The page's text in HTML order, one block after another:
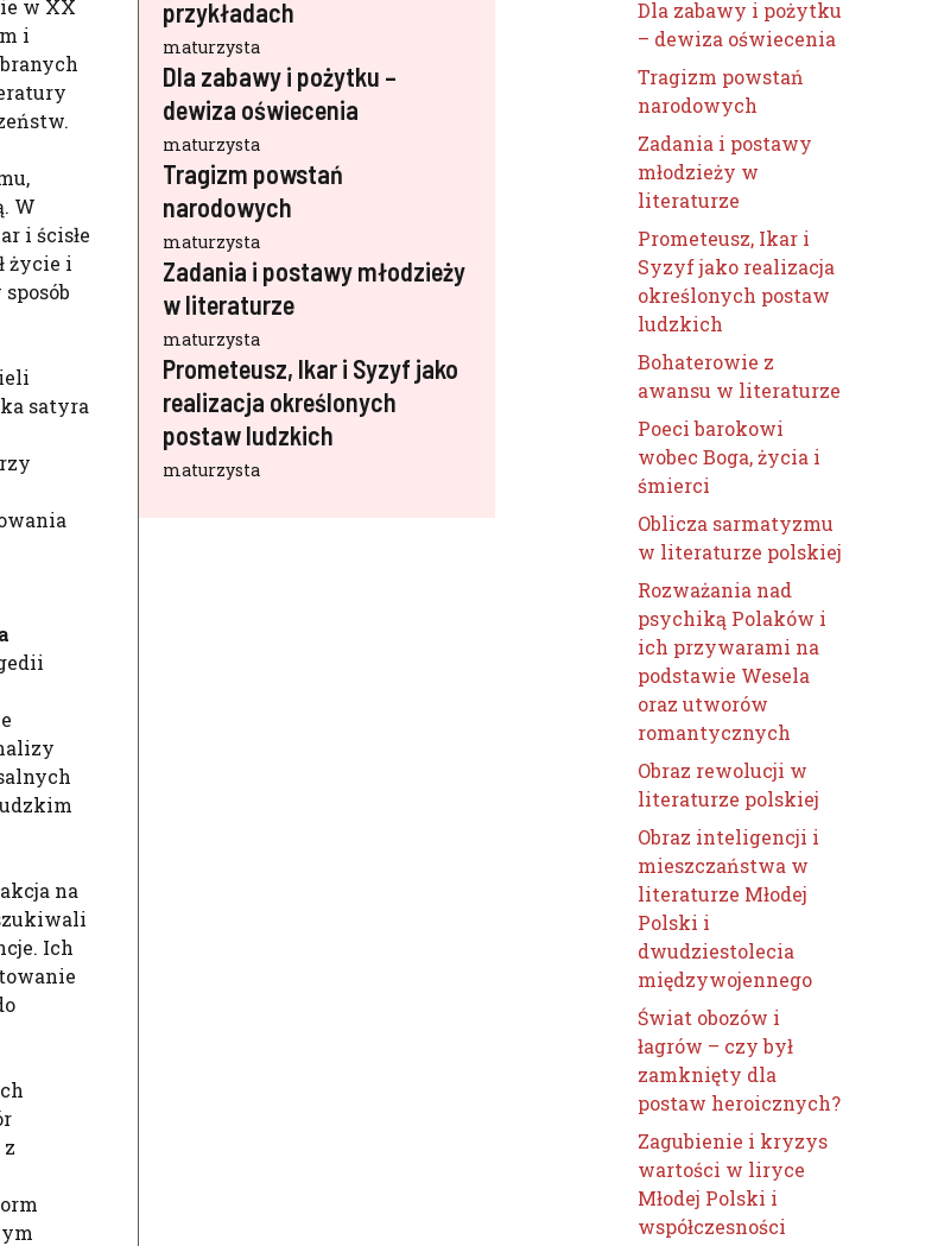
w XX
i
W
i ścisłe
życie i
satyra
na
Ich
przykładach
maturzysta
Dla zabawy i pożytku –
dewiza oświecenia
maturzysta
Tragizm powstań
narodowych
maturzysta
Zadania i postawy młodzieży
w literaturze
maturzysta
Prometeusz, Ikar i Syzyf jako
realizacja określonych
postaw ludzkich
maturzysta
Dla zabawy i pożytku
– dewiza oświecenia
Tragizm powstań
narodowych
Zadania i postawy
młodzieży w
literaturze
Prometeusz, Ikar i
Syzyf jako realizacja
określonych postaw
ludzkich
Bohaterowie z
awansu w literaturze
Poeci barokowi
wobec Boga, życia i
śmierci
Oblicza sarmatyzmu
w literaturze polskiej
Rozważania nad
psychiką Polaków i
ich przywarami na
podstawie Wesela
oraz utworów
romantycznych
Obraz rewolucji w
literaturze polskiej
Obraz inteligencji i
mieszczaństwa w
literaturze Młodej
Polski i
dwudziestolecia
międzywojennego
Świat obozów i
łagrów – czy był
zamknięty dla
postaw heroicznych?
Zagubienie i kryzys
wartości w liryce
Młodej Polski i
współczesności